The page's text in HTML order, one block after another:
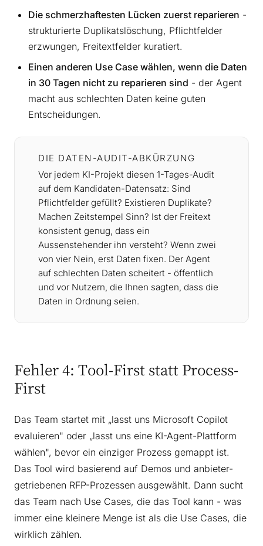
Die schmerzhaftesten Lücken zuerst reparieren -
strukturierte Duplikatslöschung, Pflichtfelder
erzwungen, Freitextfelder kuratiert.
Einen anderen Use Case wählen, wenn die Daten
in 30 Tagen nicht zu reparieren sind - der Agent
macht aus schlechten Daten keine guten
Entscheidungen.
DIE DATEN-AUDIT-ABKÜRZUNG
Vor jedem KI-Projekt diesen 1-Tages-Audit
auf dem Kandidaten-Datensatz: Sind
Pflichtfelder gefüllt? Existieren Duplikate?
Machen Zeitstempel Sinn? Ist der Freitext
konsistent genug, dass ein
Aussenstehender ihn versteht? Wenn zwei
von vier Nein, erst Daten fixen. Der Agent
auf schlechten Daten scheitert - öffentlich
und vor Nutzern, die Ihnen sagten, dass die
Daten in Ordnung seien.
Fehler 4: Tool-First statt Process-
First
Das Team startet mit „lasst uns Microsoft Copilot
evaluieren" oder „lasst uns eine KI-Agent-Plattform
wählen", bevor ein einziger Prozess gemappt ist.
Das Tool wird basierend auf Demos und anbieter-
getriebenen RFP-Prozessen ausgewählt. Dann sucht
das Team nach Use Cases, die das Tool kann - was
immer eine kleinere Menge ist als die Use Cases, die
wirklich zählen.